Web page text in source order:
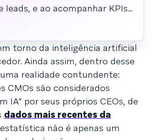
leads, e ao acompanhar KPIs
marca. Sistemas de IA
enquanto equipes
IA personalizam modelos,
e iteram
para alinhar resultados às
e receita do C-level.
torno da inteligência artificial
Ainda assim, dentro desse
realidade contundente:
CMOs são considerados
IA” por seus próprios CEOs, de
dados mais recentes da
estatística não é apenas um